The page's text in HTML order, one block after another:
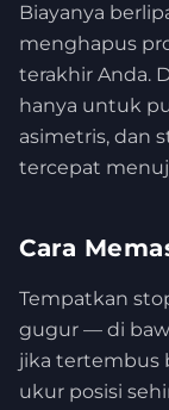
Biayanya
menghapus
terakhir Anda.
hanya untuk
asimetris, dan
tercepat
Cara
Tempatkan
gugur — di
jika tertembus
ukur posisi